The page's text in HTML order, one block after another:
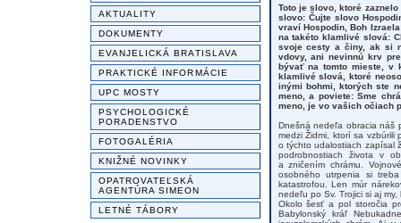
AKTUALITY
DOKUMENTY
EVANJELICKÁ BRATISLAVA
PRAKTICKÉ INFORMÁCIE
UPC MOSTY
PSYCHOLOGICKÉ
PORADENSTVO
FOTOGALÉRIA
KNIŽNÉ NOVINKY
OPATROVATEĽSKÁ
AGENTÚRA SIMEON
LETNÉ TÁBORY
Toto je slovo, ktoré
slovo: Čujte slovo
vraví Hospodin, Boh
na takéto klamlivé slová:
svoje cesty a činy, ak si
vdovy, ani nevinnú krv
bývať na tomto mieste, v
klamlivé slová, ktoré
inými bohmi, ktorých ste
meno, a poviete: Sme
meno, je vo vašich očiach
Dnešná nedeľa obracia náš
medzi Židmi, ktorí sa vzbúrili
o týchto udalostiach zapísal
podrobnostiach života v
a zničením chrámu.
osobného utrpenia si
katastrofou. Len múr
nedeľu po Sv. Trojici si aj
Okolo šesť a pol storočia
Babylonský kráľ